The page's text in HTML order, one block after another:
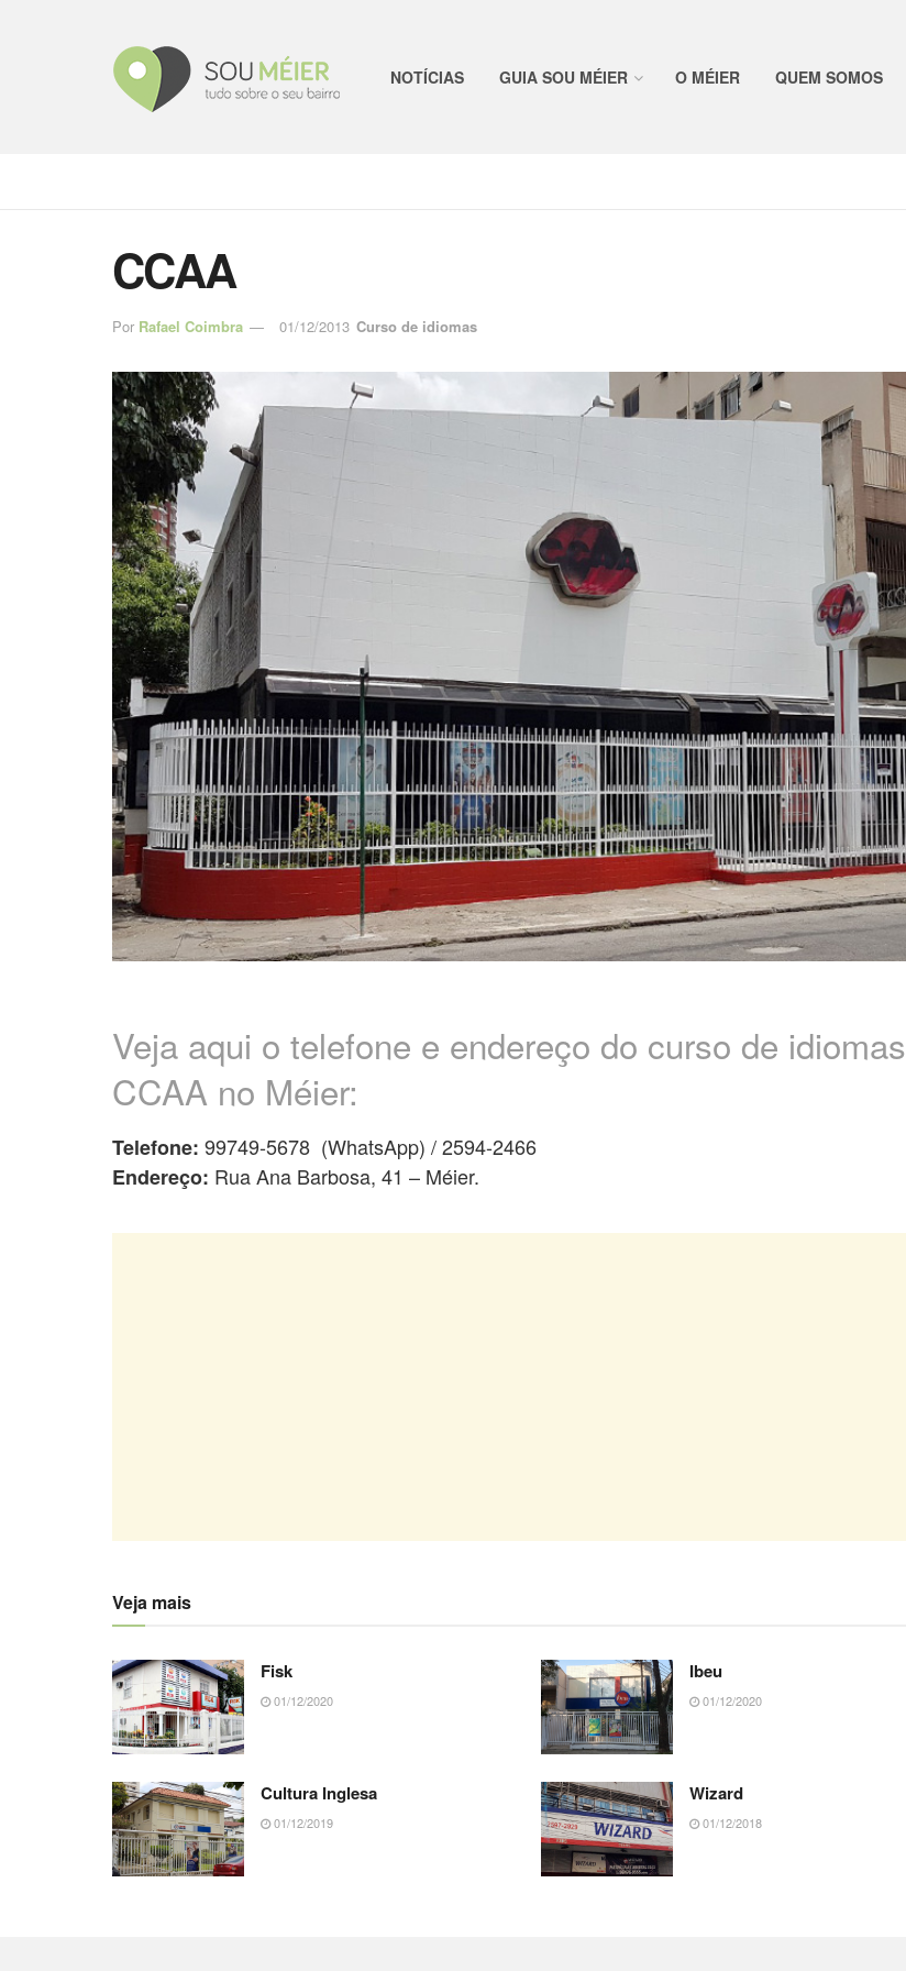
NOTÍCIAS GUIA SOU MÉIER O MÉIER QUEM SOMOS
CCAA
Por Rafael Coimbra 01/12/2013 Curso de idiomas
Veja aqui o telefone e endereço do curso de idiomas
CCAA no Méier:
Telefone: 99749-5678 (WhatsApp) / 2594-2466
Endereço: Rua Ana Barbosa, 41 – Méier.
Veja mais
Fisk
01/12/2020
Ibeu
01/12/2020
Cultura Inglesa
01/12/2019
Wizard
01/12/2018